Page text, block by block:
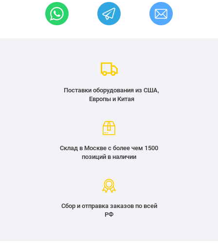
Поставки оборудования из США,
Европы и Китая
Склад в Москве с более чем 1500
позиций в наличии
Сбор и отправка заказов по всей
РФ